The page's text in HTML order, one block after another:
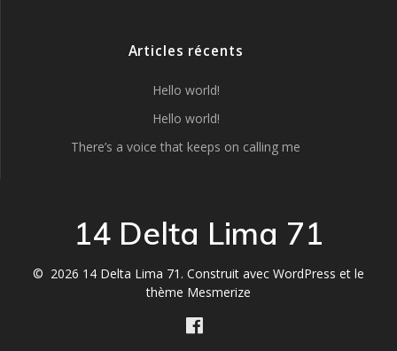
Articles récents
Hello world!
Hello world!
There’s a voice that keeps on calling me
14 Delta Lima 71
© 2026 14 Delta Lima 71. Construit avec WordPress et le
thème Mesmerize